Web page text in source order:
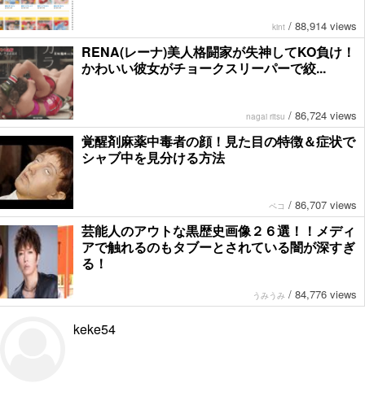
kint / 88,914 views
RENA(レーナ)美人格闘家が失神してKO負け！
かわいい彼女がチョークスリーパーで絞...
nagai ritsu / 86,724 views
覚醒剤麻薬中毒者の顔！見た目の特徴＆症状で
シャブ中を見分ける方法
ペコ / 86,707 views
芸能人のアウトな黒歴史画像２６選！！メディ
アで触れるのもタブーとされている闇が深すぎ
る！
うみうみ / 84,776 views
keke54